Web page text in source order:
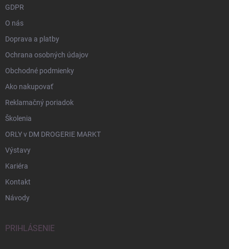
GDPR
O nás
Doprava a platby
Ochrana osobných údajov
Obchodné podmienky
Ako nakupovať
Reklamačný poriadok
Školenia
ORLY v DM DROGERIE MARKT
Výstavy
Kariéra
Kontakt
Návody
PRIHLÁSENIE